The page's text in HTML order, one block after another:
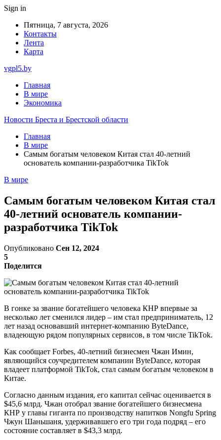
Sign in
Пятница, 7 августа, 2026
Контакты
Лента
Карта
vgpl5.by
Главная
В мире
Экономика
Новости Бреста и Брестской области
Главная
В мире
Самым богатым человеком Китая стал 40-летний
основатель компании-разработчика TikTok
В мире
Самым богатым человеком Китая стал
40-летний основатель компании-
разработчика TikTok
Опубликовано Сен 12, 2024
5
Поделится
В гонке за звание богатейшего человека КНР впервые за
несколько лет сменился лидер – им стал предприниматель, 12
лет назад основавший интернет-компанию ByteDance,
владеющую рядом популярных сервисов, в том числе TikTok.
Как сообщает Forbes, 40-летний бизнесмен Чжан Имин,
являющийся соучредителем компании ByteDance, которая
владеет платформой TikTok, стал самым богатым человеком в
Китае.
Согласно данным издания, его капитал сейчас оценивается в
$45,6 млрд. Чжан отобрал звание богатейшего бизнесмена
КНР у главы гиганта по производству напитков Nongfu Spring
Чжун Шаньшаня, удерживавшего его три года подряд – его
состояние составляет в $43,3 млрд.